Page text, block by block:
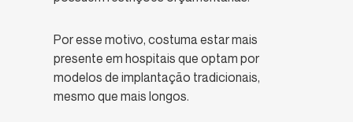
Por esse motivo, costuma estar mais
presente em hospitais que optam por
modelos de implantação tradicionais,
mesmo que mais longos.